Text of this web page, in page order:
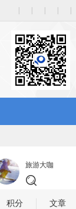
旅游大咖
积分 文章